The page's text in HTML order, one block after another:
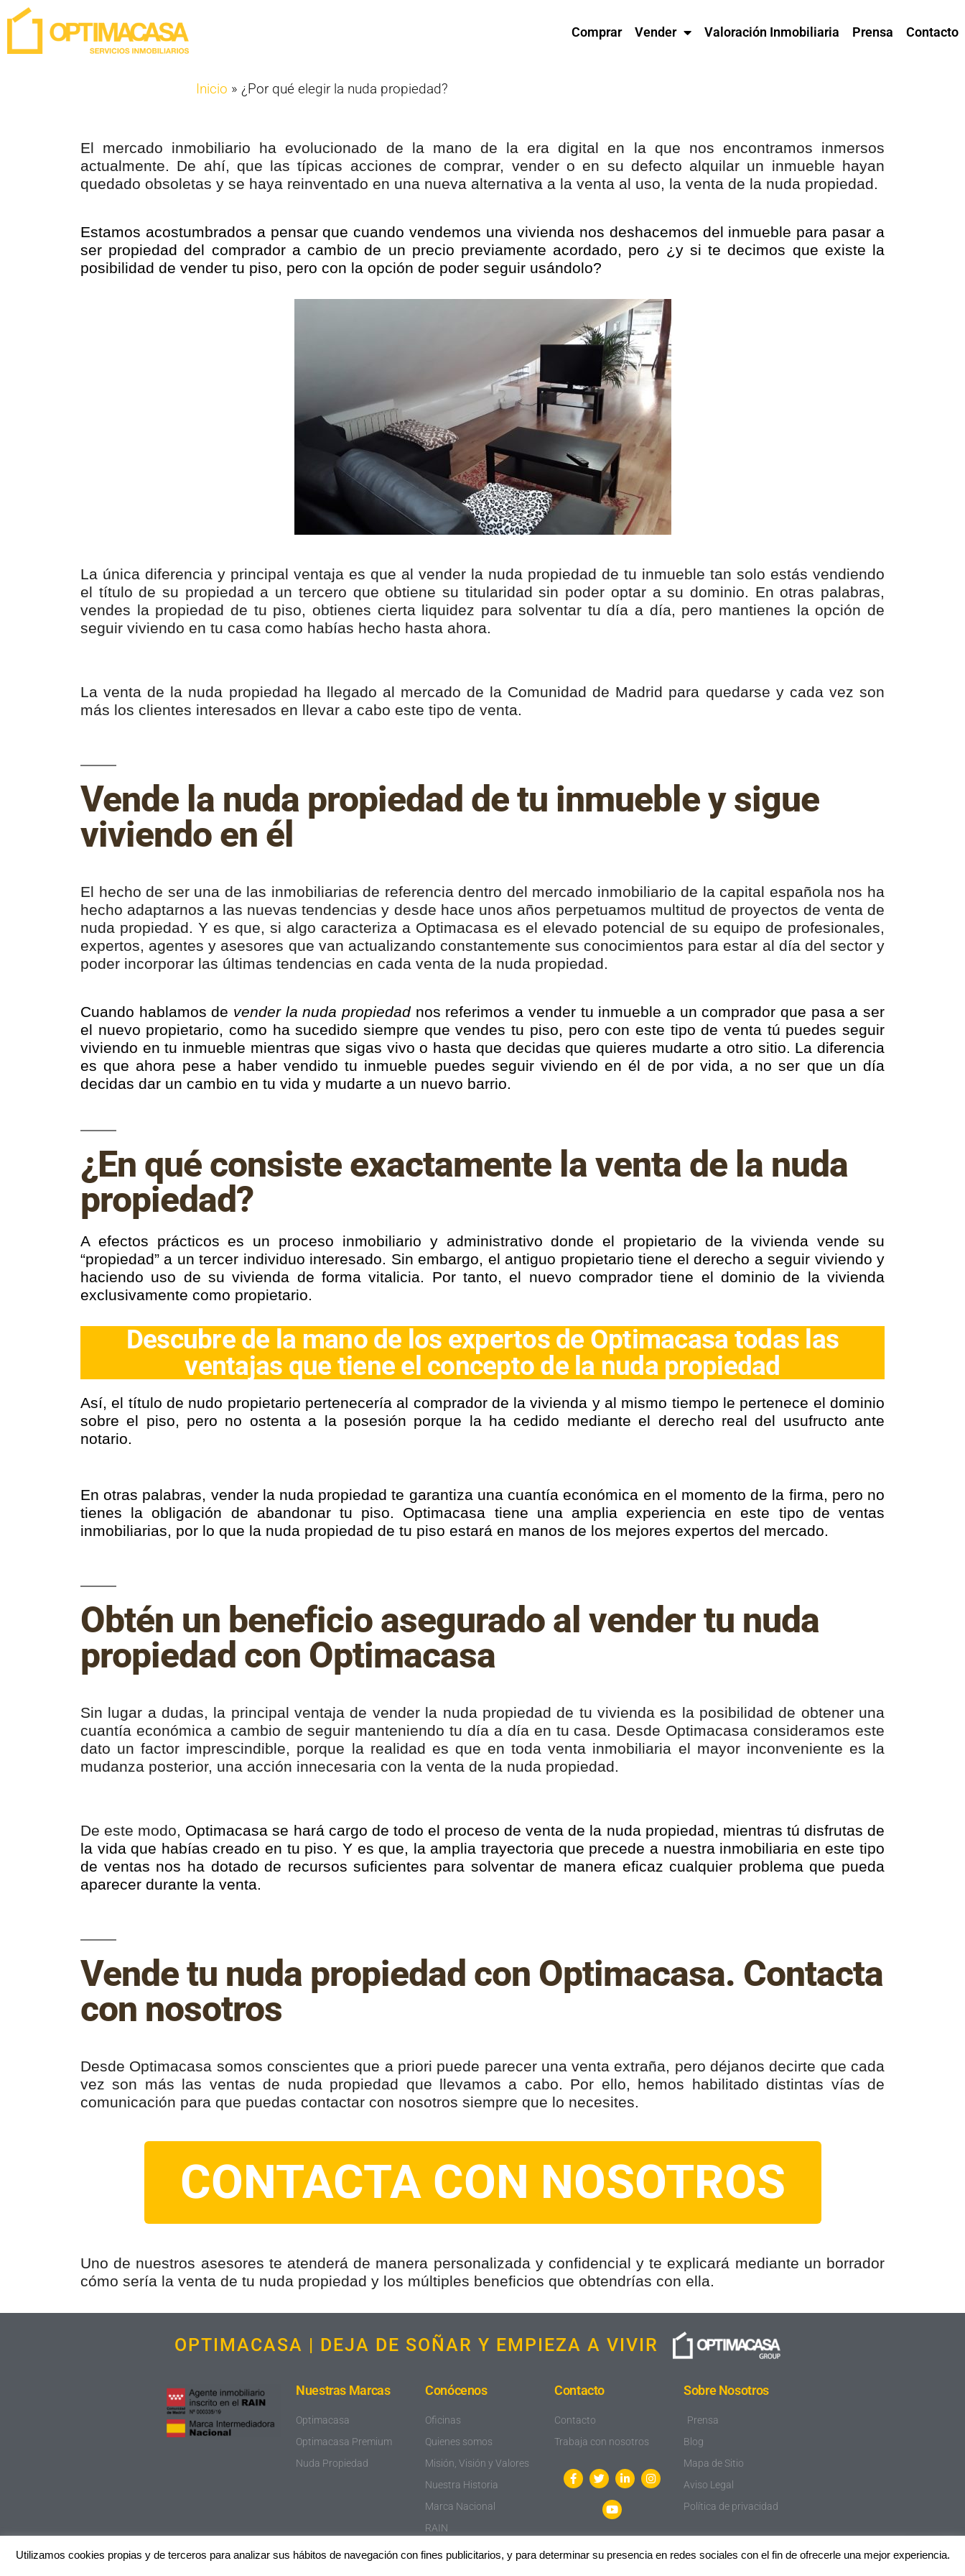
Comprar Vender Valoración Inmobiliaria Prensa Contacto
Inicio » ¿Por qué elegir la nuda propiedad?
El mercado inmobiliario ha evolucionado de la mano de la era digital en la que nos encontramos inmersos
actualmente. De ahí, que las típicas acciones de comprar, vender o en su defecto alquilar un inmueble hayan
quedado obsoletas y se haya reinventado en una nueva alternativa a la venta al uso, la venta de la nuda propiedad.
Estamos acostumbrados a pensar que cuando vendemos una vivienda nos deshacemos del inmueble para pasar a
ser propiedad del comprador a cambio de un precio previamente acordado, pero ¿y si te decimos que existe la
posibilidad de vender tu piso, pero con la opción de poder seguir usándolo?
La única diferencia y principal ventaja es que al vender la nuda propiedad de tu inmueble tan solo estás vendiendo
el título de su propiedad a un tercero que obtiene su titularidad sin poder optar a su dominio. En otras palabras,
vendes la propiedad de tu piso, obtienes cierta liquidez para solventar tu día a día, pero mantienes la opción de
seguir viviendo en tu casa como habías hecho hasta ahora.
La venta de la nuda propiedad ha llegado al mercado de la Comunidad de Madrid para quedarse y cada vez son
más los clientes interesados en llevar a cabo este tipo de venta.
Vende la nuda propiedad de tu inmueble y sigue
viviendo en él
El hecho de ser una de las inmobiliarias de referencia dentro del mercado inmobiliario de la capital española nos ha
hecho adaptarnos a las nuevas tendencias y desde hace unos años perpetuamos multitud de proyectos de venta de
nuda propiedad. Y es que, si algo caracteriza a Optimacasa es el elevado potencial de su equipo de profesionales,
expertos, agentes y asesores que van actualizando constantemente sus conocimientos para estar al día del sector y
poder incorporar las últimas tendencias en cada venta de la nuda propiedad.
Cuando hablamos de vender la nuda propiedadnos referimos a vender tu inmueble a un comprador que pasa a ser
el nuevo propietario, como ha sucedido siempre que vendes tu piso, pero con este tipo de venta tú puedes seguir
viviendo en tu inmueble mientras que sigas vivo o hasta que decidas que quieres mudarte a otro sitio. La diferencia
es que ahora pese a haber vendido tu inmueble puedes seguir viviendo en él de por vida, a no ser que un día
decidas dar un cambio en tu vida y mudarte a un nuevo barrio.
¿En qué consiste exactamente la venta de la nuda
propiedad?
A efectos prácticos es un proceso inmobiliario y administrativo donde el propietario de la vivienda vende su
“propiedad” a un tercer individuo interesado. Sin embargo, el antiguo propietario tiene el derecho a seguir viviendo y
haciendo uso de su vivienda de forma vitalicia. Por tanto, el nuevo comprador tiene el dominio de la vivienda
exclusivamente como propietario.
Descubre de la mano de los expertos de Optimacasa todas las
ventajas que tiene el concepto de la nuda propiedad
Así, el título de nudo propietario pertenecería al comprador de la vivienda y al mismo tiempo le pertenece el dominio
sobre el piso, pero no ostenta a la posesión porque la ha cedido mediante el derecho real del usufructo ante
notario.
En otras palabras, vender la nuda propiedad te garantiza una cuantía económica en el momento de la firma, pero no
tienes la obligación de abandonar tu piso. Optimacasa tiene una amplia experiencia en este tipo de ventas
inmobiliarias, por lo que la nuda propiedad de tu piso estará en manos de los mejores expertos del mercado.
Obtén un beneficio asegurado al vender tu nuda
propiedad con Optimacasa
Sin lugar a dudas, la principal ventaja de vender la nuda propiedad de tu vivienda es la posibilidad de obtener una
cuantía económica a cambio de seguir manteniendo tu día a día en tu casa. Desde Optimacasa consideramos este
dato un factor imprescindible, porque la realidad es que en toda venta inmobiliaria el mayor inconveniente es la
mudanza posterior, una acción innecesaria con la venta de la nuda propiedad.
De este modo, Optimacasa se hará cargo de todo el proceso de venta de la nuda propiedad, mientras tú disfrutas de
la vida que habías creado en tu piso. Y es que, la amplia trayectoria que precede a nuestra inmobiliaria en este tipo
de ventas nos ha dotado de recursos suficientes para solventar de manera eficaz cualquier problema que pueda
aparecer durante la venta.
Vende tu nuda propiedad con Optimacasa. Contacta
con nosotros
Desde Optimacasa somos conscientes que a priori puede parecer una venta extraña, pero déjanos decirte que cada
vez son más las ventas de nuda propiedad que llevamos a cabo. Por ello, hemos habilitado distintas vías de
comunicación para que puedas contactar con nosotros siempre que lo necesites.
CONTACTA CON NOSOTROS
Uno de nuestros asesores te atenderá de manera personalizada y confidencial y te explicará mediante un borrador
cómo sería la venta de tu nuda propiedad y los múltiples beneficios que obtendrías con ella.
OPTIMACASA | DEJA DE SOÑAR Y EMPIEZA A VIVIR
Nuestras Marcas
Optimacasa
Optimacasa Premium
Nuda Propiedad
Conócenos
Oficinas
Quienes somos
Misión, Visión y Valores
Nuestra Historia
Marca Nacional
RAIN
Inmobiliaria Verde
Contacto
Contacto
Trabaja con nosotros
Sobre Nosotros
Prensa
Blog
Mapa de Sitio
Aviso Legal
Política de privacidad
Utilizamos cookies propias y de terceros para analizar sus hábitos de navegación con fines publicitarios, y para determinar su presencia en redes sociales con el fin de ofrecerle una mejor experiencia.